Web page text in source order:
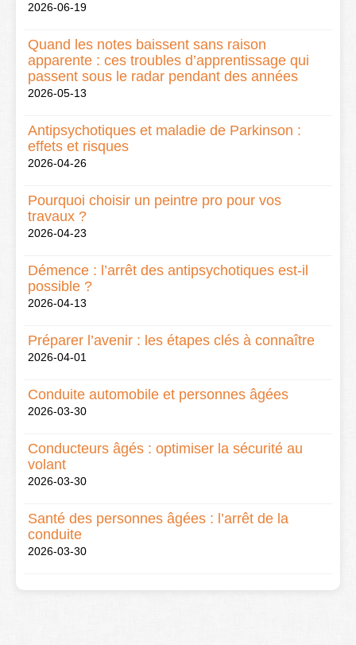
2026-06-19
Quand les notes baissent sans raison
apparente : ces troubles d’apprentissage qui
passent sous le radar pendant des années
2026-05-13
Antipsychotiques et maladie de Parkinson :
effets et risques
2026-04-26
Pourquoi choisir un peintre pro pour vos
travaux ?
2026-04-23
Démence : l’arrêt des antipsychotiques est-il
possible ?
2026-04-13
Préparer l’avenir : les étapes clés à connaître
2026-04-01
Conduite automobile et personnes âgées
2026-03-30
Conducteurs âgés : optimiser la sécurité au
volant
2026-03-30
Santé des personnes âgées : l’arrêt de la
conduite
2026-03-30